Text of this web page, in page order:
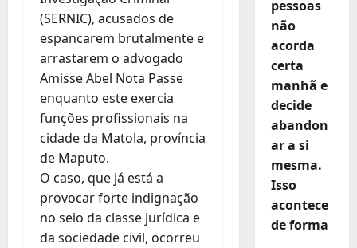
(SERNIC), acusados de
espancarem brutalmente e
arrastarem o advogado
Amisse Abel Nota Passe
enquanto este exercia
funções profissionais na
cidade da Matola, província
de Maputo.
O caso, que já está a
provocar forte indignação
no seio da classe jurídica e
da sociedade civil, ocorreu
pessoas
não
acorda
certa
manhã e
decide
abandon
ar a si
mesma.
Isso
acontece
de forma